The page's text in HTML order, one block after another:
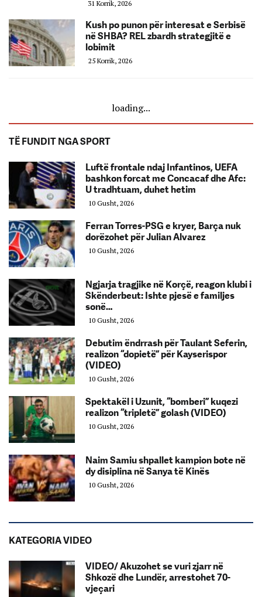
31 Korrik, 2026
Kush po punon për interesat e Serbisë
në SHBA? REL zbardh strategjitë e
lobimit
25 Korrik, 2026
loading...
TË FUNDIT NGA SPORT
Luftë frontale ndaj Infantinos, UEFA
bashkon forcat me Concacaf dhe Afc:
U tradhtuam, duhet hetim
10 Gusht, 2026
Ferran Torres-PSG e kryer, Barça nuk
dorëzohet për Julian Alvarez
10 Gusht, 2026
Ngjarja tragjike në Korçë, reagon klubi i
Skënderbeut: Ishte pjesë e familjes
sonë…
10 Gusht, 2026
Debutim ëndrrash për Taulant Seferin,
realizon “dopietë” për Kayserispor
(VIDEO)
10 Gusht, 2026
Spektakël i Uzunit, “bomberi” kuqezi
realizon “tripletë” golash (VIDEO)
10 Gusht, 2026
Naim Samiu shpallet kampion bote në
dy disiplina në Sanya të Kinës
10 Gusht, 2026
KATEGORIA VIDEO
VIDEO/ Akuzohet se vuri zjarr në
Shkozë dhe Lundër, arrestohet 70-
vjeçari